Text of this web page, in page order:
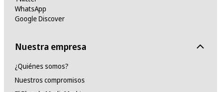
WhatsApp
Google Discover
Nuestra empresa
¿Quiénes somos?
Nuestros compromisos